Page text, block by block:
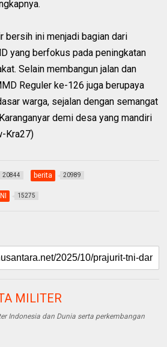
bersih ini menjadi bagian dari
yang berfokus pada peningkatan
Selain membangun jalan dan
Reguler ke-126 juga berupaya
warga, sejalan dengan semangat
demi desa yang mandiri
Kra27)
20844 berita 20989
15275
MILITER
Indonesia dan Dunia serta perkembangan